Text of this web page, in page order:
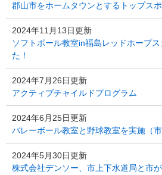
郡山市をホームタウンとするトップス
2024年11月13日更新
ソフトボール教室in福島レッドホープ
た！
2024年7月26日更新
アクティブチャイルドプログラム
2024年6月25日更新
バレーボール教室と野球教室を実施（
2024年5月30日更新
株式会社デンソー、市上下水道局と市